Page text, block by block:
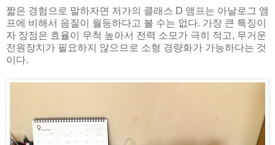
짧은 경험으로 말하자면 저가의 클래스 D 앰프는 아날로그 앰
프에 비해서 음질이 월등하다고 볼 수는 없다. 가장 큰 특징이
자 장점은 효율이 무척 높아서 전력 소모가 극히 적고, 무거운
전원장치가 필요하지 않으므로 소형 경량화가 가능하다는 것
이다.